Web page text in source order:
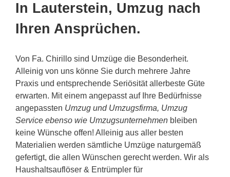
In Lauterstein, Umzug nach
Ihren Ansprüchen.
Von Fa. Chirillo sind Umzüge die Besonderheit.
Alleinig von uns könne Sie durch mehrere Jahre
Praxis und entsprechende Seriösität allerbeste Güte
erwarten. Mit einem angepasst auf Ihre Bedürfnisse
angepassten Umzug und Umzugsfirma, Umzug
Service ebenso wie Umzugsunternehmen bleiben
keine Wünsche offen! Alleinig aus aller besten
Materialien werden sämtliche Umzüge naturgemäß
gefertigt, die allen Wünschen gerecht werden. Wir als
Haushaltsauflöser & Entrümpler für